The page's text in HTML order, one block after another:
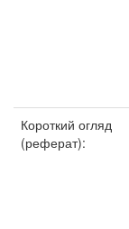
Короткий огляд
(реферат):